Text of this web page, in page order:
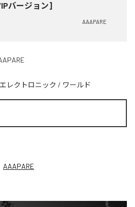
バージョン]
AAAPARE
エレクトロニック / ワールド
AAAPARE